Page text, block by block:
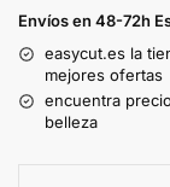
Envíos en 48-72h
easycut.es la
mejores ofertas
encuentra
belleza